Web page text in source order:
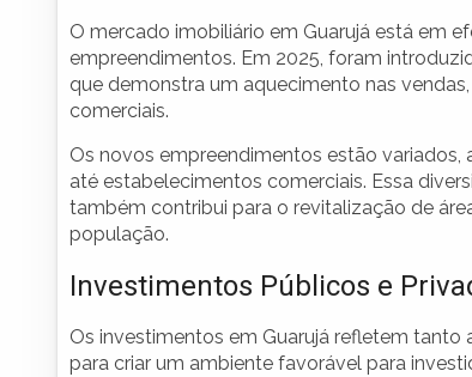
O mercado imobiliário em Guarujá está em
empreendimentos. Em 2025, foram
que demonstra um aquecimento nas
comerciais.
Os novos empreendimentos estão
até estabelecimentos comerciais. Essa
também contribui para o revitalização de
população.
Investimentos Públicos e
Os investimentos em Guarujá refletem
para criar um ambiente favorável para